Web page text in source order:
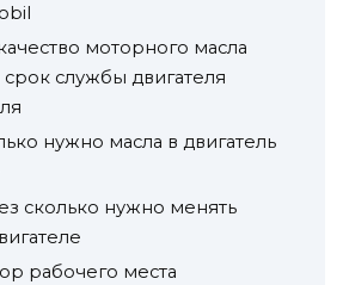
моторного масла
срок службы двигателя
нужно масла в двигатель
сколько нужно менять
рабочего места